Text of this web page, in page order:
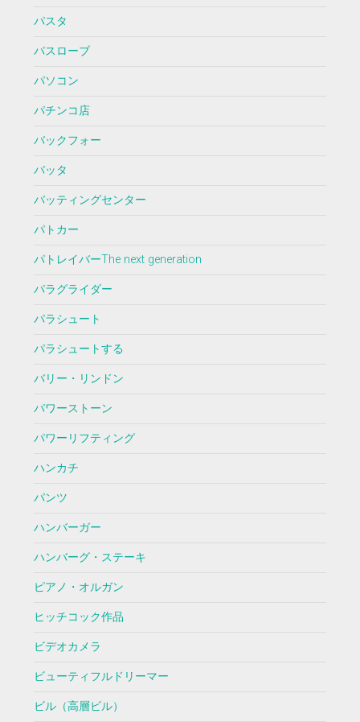
パスタ
バスローブ
パソコン
パチンコ店
バックフォー
バッタ
バッティングセンター
パトカー
パトレイバーThe next generation
パラグライダー
パラシュート
パラシュートする
バリー・リンドン
パワーストーン
パワーリフティング
ハンカチ
パンツ
ハンバーガー
ハンバーグ・ステーキ
ピアノ・オルガン
ヒッチコック作品
ビデオカメラ
ビューティフルドリーマー
ビル（高層ビル）